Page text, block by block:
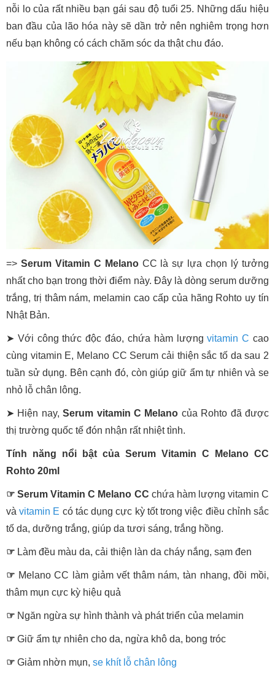
nỗi lo của rất nhiều bạn gái sau độ tuổi 25. Những dấu hiệu
ban đầu của lão hóa này sẽ dần trở nên nghiêm trọng hơn
nếu bạn không có cách chăm sóc da thật chu đáo.
=> Serum Vitamin C Melano CC là sự lựa chọn lý tưởng
nhất cho bạn trong thời điểm này. Đây là dòng serum dưỡng
trắng, trị thâm nám, melamin cao cấp của hãng Rohto uy tín
Nhật Bản.
➤ Với công thức độc đáo, chứa hàm lượngvitamin C cao
cùng vitamin E, Melano CC Serum cải thiện sắc tố da sau 2
tuần sử dụng. Bên cạnh đó, còn giúp giữ ẩm tự nhiên và se
nhỏ lỗ chân lông.
➤ Hiện nay,Serum vitamin C Melano của Rohto đã được
thị trường quốc tế đón nhận rất nhiệt tình.
Tính năng nổi bật của Serum Vitamin C Melano CC
Rohto 20ml
☞ Serum Vitamin C Melano CC chứa hàm lượng vitamin C
vàvitamin E có tác dụng cực kỳ tốt trong việc điều chỉnh sắc
tố da, dưỡng trắng, giúp da tươi sáng, trắng hồng.
☞ Làm đều màu da, cải thiện làn da cháy nắng, sạm đen
☞ Melano CC làm giảm vết thâm nám, tàn nhang, đồi mồi,
thâm mụn cực kỳ hiệu quả
☞ Ngăn ngừa sự hình thành và phát triển của melamin
☞ Giữ ẩm tự nhiên cho da, ngừa khô da, bong tróc
☞ Giảm nhờn mụn, se khít lỗ chân lông